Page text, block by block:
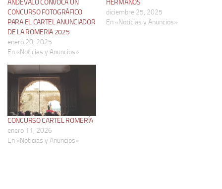
ANDEVALO CONVOCA UN
CONCURSO FOTOGRÁFICO
PARA EL CARTEL ANUNCIADOR
DE LA ROMERIA 2025
enero 20, 2025
En «Noticias y Anuncios»
HERMANOS
diciembre 25, 2025
En «Noticias y Anuncios»
CONCURSO CARTEL ROMERÍA
enero 11, 2026
En «Noticias y Anuncios»